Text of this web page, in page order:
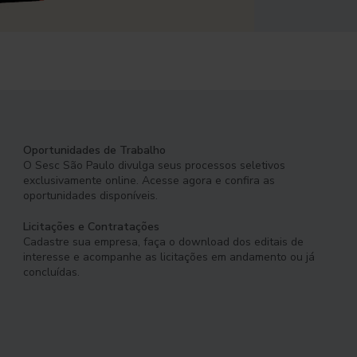
Oportunidades de Trabalho
O Sesc São Paulo divulga seus processos seletivos
exclusivamente online. Acesse agora e confira as
oportunidades disponíveis.
Licitações e Contratações
Cadastre sua empresa, faça o download dos editais de
interesse e acompanhe as licitações em andamento ou já
concluídas.